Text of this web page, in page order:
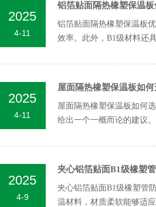
2025
4-11
铝箔贴面隔热橡塑保温板
铝箔贴面隔热橡塑保温板
效率。此外，B1级材料还
2025
4-11
屋面隔热橡塑保温板如
屋面隔热橡塑保温板如何
给出一个一概而论的建议
2025
4-9
夹心铝箔贴面B1级橡塑
夹心铝箔贴面B1级橡塑管
温材料，材质柔软能够适